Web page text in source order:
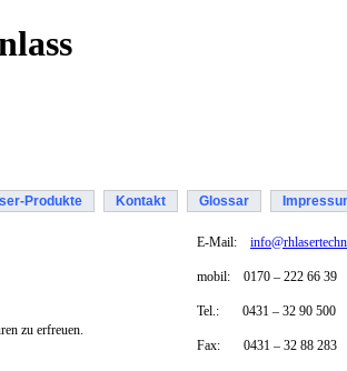
Produkte Kontakt Glossar
zu erfreuen.
E-Mail:
mobil: 0170 –222 66 39
Tel.: 0431 –32 90 500
Fax: 0431 – 32 88 283